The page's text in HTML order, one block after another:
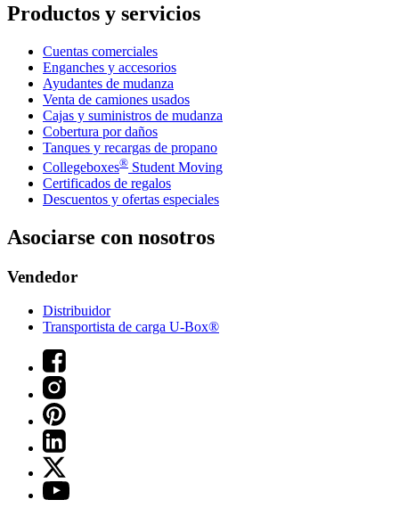
Productos y servicios
Cuentas comerciales
Enganches y accesorios
Ayudantes de mudanza
Venta de camiones usados
Cajas y suministros de mudanza
Cobertura por daños
Tanques y recargas de propano
Collegeboxes® Student Moving
Certificados de regalos
Descuentos y ofertas especiales
Asociarse con nosotros
Vendedor
Distribuidor
Transportista de carga U-Box®